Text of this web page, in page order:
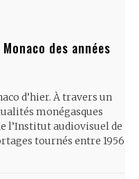
des années
d’hier. À travers un
monégasques
l’Institut audiovisuel de
tournés entre 1956